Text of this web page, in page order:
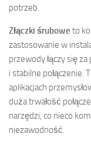
potrzeb.
Złączki śrubowe to
zastosowanie w
przewody łączy się
i stabilne połączenie.
aplikacjach
duża trwałość
narzędzi, co nieco
niezawodność.